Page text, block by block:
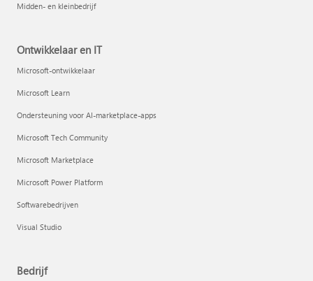
Midden- en kleinbedrijf
Ontwikkelaar en IT
Microsoft-ontwikkelaar
Microsoft Learn
Ondersteuning voor AI-marketplace-apps
Microsoft Tech Community
Microsoft Marketplace
Microsoft Power Platform
Softwarebedrijven
Visual Studio
Bedrijf